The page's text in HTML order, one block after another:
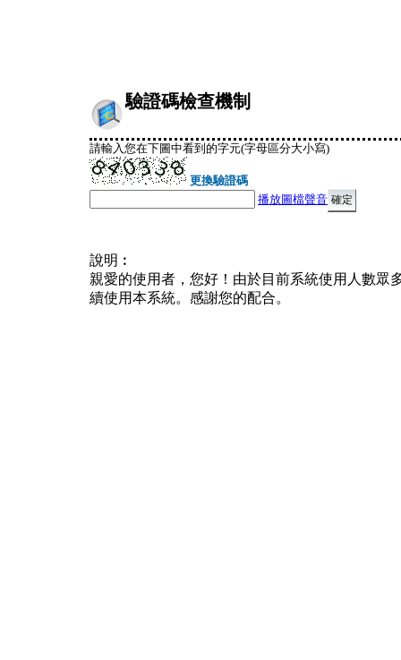
驗證碼檢查機制
請輸入您在下圖中看到的字元(字母區分大小寫)
更換驗證碼
播放圖檔聲音
說明︰
親愛的使用者，您好！由於目前系統使用人數眾
續使用本系統。感謝您的配合。